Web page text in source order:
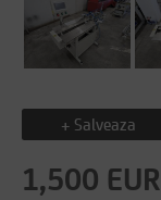
+ Salveaza
1,500 EUR